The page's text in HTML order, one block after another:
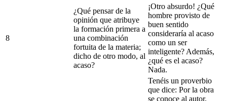
8
¿Qué pensar de la
opinión que atribuye
la formación primera a
una combinación
fortuita de la materia;
dicho de otro modo, al
acaso?
¡Otro absurdo! ¿Qué
hombre provisto de
buen sentido
consideraría al acaso
como un ser
inteligente? Además,
¿qué es el acaso?
Nada.
Tenéis un proverbio
que dice: Por la obra
se conoce al autor.